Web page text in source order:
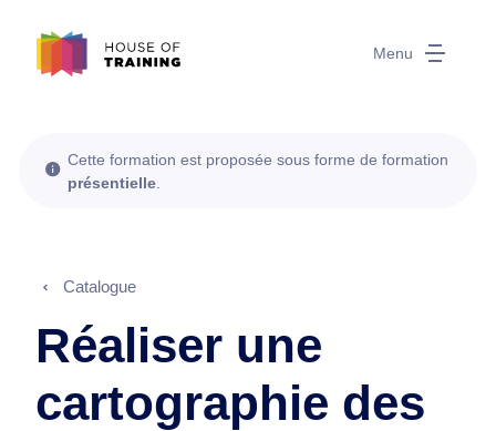
Menu
Cette formation est proposée sous forme de formation
présentielle
Catalogue
Réaliser une
cartographie des